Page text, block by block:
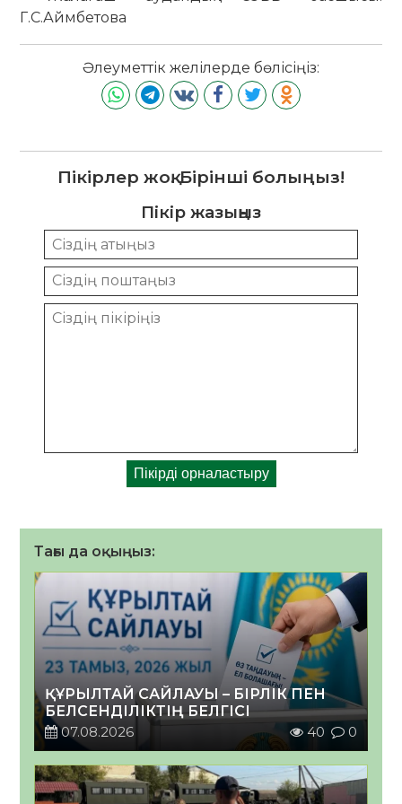
Г.С.Аймбетова
Әлеуметтік желілерде бөлісіңіз:
Пікірлер жоқ. Бірінші болыңыз!
Пікір жазыңыз
Тағы да оқыңыз:
ҚҰРЫЛТАЙ САЙЛАУЫ – БІРЛІК ПЕН
БЕЛСЕНДІЛІКТІҢ БЕЛГІСІ
07.08.2026
40 0